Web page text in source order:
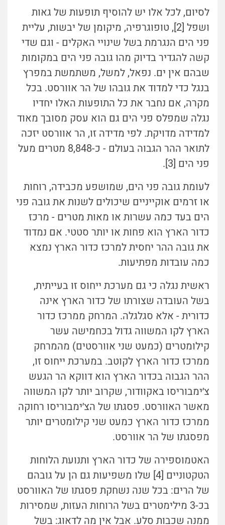
לסיום, לכל אלו יש להוסיף תופעות של גאות
ושפל [2], טופוגרפיה, מיקומן של יבשות, עליית
פני הים הנגרמת בשל שינויי האקלים - וגם שדי
קשה להגדיר בדיוק מהו גובה פני הים במקומות
שבהם אין ים. נפאל, למשל, משתמשת במפרץ
בנגל כדי למדוד את גובהו של הר אוורסט. בכל
מקרה, אם נחבר את כל התופעות האלו יחדיו
נגלה שמפלס פני הים גם הוא עסק מסובך מאוד
למדידה מדויקת. לפי מדידה זו, הר אוורסט יזכה
לתואר ההר הגבוה בעולם - כ-8,848 מטרים מעל
פני הים [3].
לעומת גובה פני הים, שמושפע מכבידה, רוחות
או זרמים אוקייניים שיכולים לשנות את גובה פני
הים בעד כמה עשרות או מאות מטרים - מרכז
כדור הארץ הוא פחות או יותר סטטי. אם נמדוד
את גובה ההר יחסית למרכז כדור הארץ נמצא
כמה עובדות מפתיעות.
ראשית נגלה כי גם מערכת ייחוס זו בעייתית,
בשל העובדה שצורתו של כדור הארץ אינה
כדורית - אלא סגלגלה. המרחק ממרכז כדור
הארץ לקו המשווה גדול בכחמישה עשר
קילומטרים (כמעט שני אוורסטים) מהמרחק
ממרכז כדור הארץ לקוטב. במערכת ייחוס זו,
ההר הגבוה בכדור הארץ הוא דווקא הר הגעש
צ׳ימבוריסו באקוודור, שקרוב יותר לקו המשווה
מאשר האוורסט. פסגתו של הצ׳ימבוריסו רחוקה
ממרכז כדור הארץ כמעט שני קילומטרים יותר
מפסגתו של הר אוורסט.
האטמוספירה של כדור הארץ ותנועת הלוחות
הטקטוניים [4] שלו משפיעות גם הן על גובהם
של הרים: בכל שנה נשחקת פסגתו של האוורסט
בכ-3 מילימטרים בשל הרוחות העזות, שמסירות
ממנה שכבות סלע. אבל אין מה לדאוג: בשל